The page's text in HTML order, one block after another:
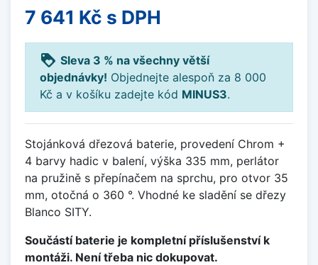
7 641 Kč s DPH
loyalty Sleva 3 % na všechny větší
objednávky! Objednejte alespoň za 8 000
Kč a v košíku zadejte kód MINUS3.
Stojánková dřezová baterie, provedení Chrom +
4 barvy hadic v balení, výška 335 mm, perlátor
na pružině s přepínačem na sprchu, pro otvor 35
mm, otočná o 360 °. Vhodné ke sladění se dřezy
Blanco SITY.
Součástí baterie je kompletní příslušenství k
montáži. Není třeba nic dokupovat.